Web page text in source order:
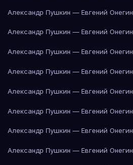
Александр Пушкин — Евгений Онегин
Александр Пушкин — Евгений Онегин
Александр Пушкин — Евгений Онегин
Александр Пушкин — Евгений Онегин
Александр Пушкин — Евгений Онегин
Александр Пушкин — Евгений Онегин
Александр Пушкин — Евгений Онегин
Александр Пушкин — Евгений Онегин